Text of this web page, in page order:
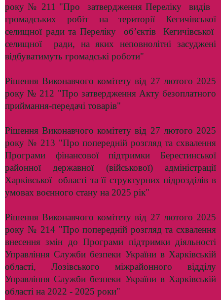
року № 211 "Про затвердження Переліку видів
громадських робіт на території Кегичівської
селищної ради та Переліку об’єктів Кегичівської
селищної ради, на яких неповнолітні засуджені
відбуватимуть громадські роботи"
Рішення Виконавчого комітету від 27 лютого 2025
року № 212 "Про затвердження Акту безоплатного
приймання-передачі товарів"
Рішення Виконавчого комітету від 27 лютого 2025
року № 213 "Про попередній розгляд та схвалення
Програми фінансової підтримки Берестинської
районної державної (військової) адміністрації
Харківської області та її структурних підрозділів в
умовах воєнного стану на 2025 рік"
Рішення Виконавчого комітету від 27 лютого 2025
року № 214 "Про попередній розгляд та схвалення
внесення змін до Програми підтримки діяльності
Управління Служби безпеки України в Харківській
області, Лозівського міжрайонного відділу
Управління Служби безпеки України в Харківській
області на 2022 - 2025 роки"